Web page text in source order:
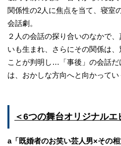
関係性の2人に焦点を当て、寝室
会話劇。
２人の会話の探り合いのなかで
いも生まれ、さらにその関係は
ことが判明し…「事後」の会話
は、おかしな方向へと向かってい
＜6つの舞台オリジナルエ
a「既婚者のお笑い芸人男×その相